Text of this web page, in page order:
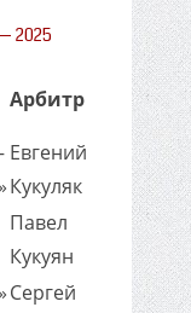
2025
Арбитр
Евгений
Кукуляк
Павел
Кукуян
Сергей